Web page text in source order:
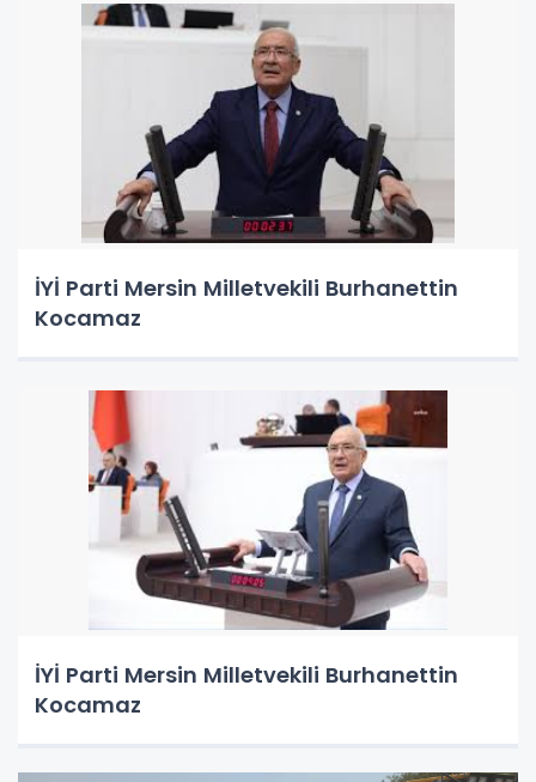
İYİ Parti Mersin Milletvekili Burhanettin
Kocamaz
İYİ Parti Mersin Milletvekili Burhanettin
Kocamaz